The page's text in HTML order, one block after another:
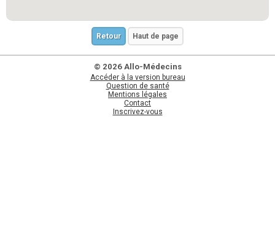
Retour Haut de page
© 2026 Allo-Médecins
Accéder à la version bureau
Question de santé
Mentions légales
Contact
Inscrivez-vous